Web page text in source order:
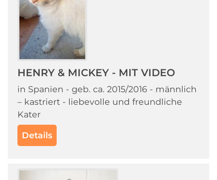
HENRY & MICKEY - MIT VIDEO
in Spanien - geb. ca. 2015/2016 - männlich
– kastriert - liebevolle und freundliche
Kater
Details